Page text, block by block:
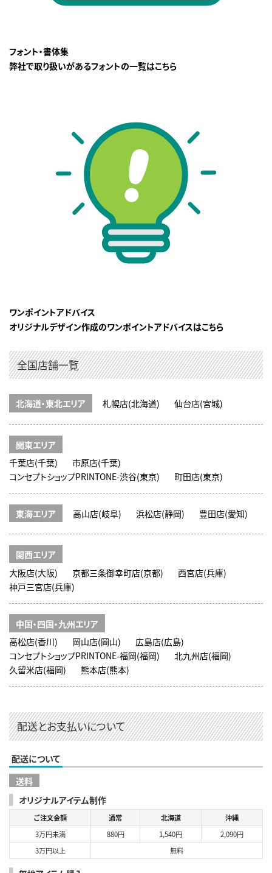
フォント・書体集
弊社で取り扱いがあるフォントの一覧はこちら
ワンポイントアドバイス
オリジナルデザイン作成のワンポイントアドバイスはこちら
全国店舗一覧
北海道・東北エリア 札幌店(北海道) 仙台店(宮城)
関東エリア
千葉店(千葉)
市原店(千葉)
コンセプトショップPRINTONE-渋谷(東京)
町田店(東京)
東海エリア 高山店(岐阜) 浜松店(静岡) 豊田店(愛知)
関西エリア
大阪店(大阪)
京都三条御幸町店(京都)
西宮店(兵庫)
神戸三宮店(兵庫)
中国・四国・九州エリア
高松店(香川)
岡山店(岡山)
広島店(広島)
コンセプトショップPRINTONE-福岡(福岡)
北九州店(福岡)
久留米店(福岡)
熊本店(熊本)
配送とお支払いについて
配送について
送料
オリジナルアイテム制作
ご注文金額 通常 北海道
沖縄
3万円未満
880円 1,540円
2,090円
3万円以上
無料